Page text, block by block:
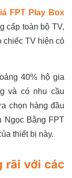
FPT Play Box
cấp toàn bộ TV,
chiếc TV hiện có
40% hộ gia
và có nhu cầu
chọn hàng đầu
Ngọc Bằng FPT
thiết bị này.
rãi với các